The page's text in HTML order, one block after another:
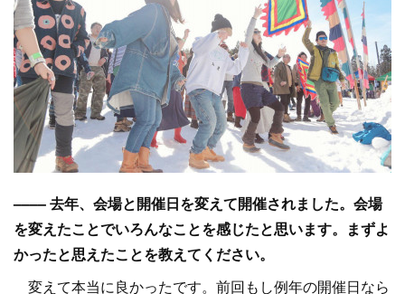
–––– 去年、会場と開催日を変えて開催されました。会場
を変えたことでいろんなことを感じたと思います。まずよ
かったと思えたことを教えてください。
変えて本当に良かったです。前回もし例年の開催日なら